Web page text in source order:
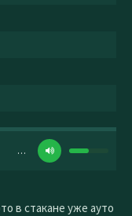
…
в стакане уже ауто